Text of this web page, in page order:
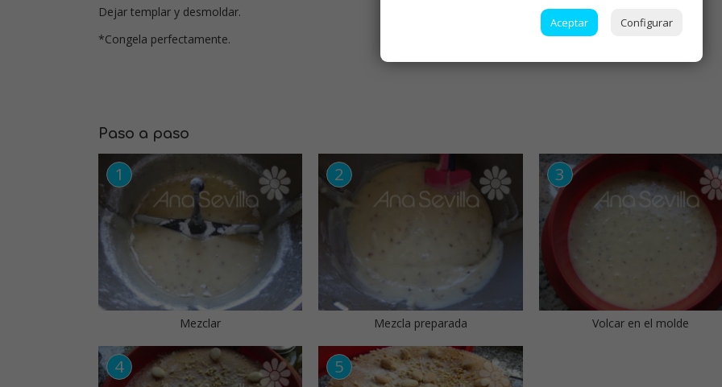
Dejar templar y desmoldar.
*Congela perfectamente.
Paso a paso
Mezclar Mezcla preparada Volcar en el molde
Aceptar Configurar